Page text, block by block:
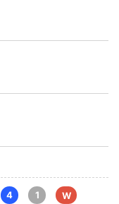
4
1
W